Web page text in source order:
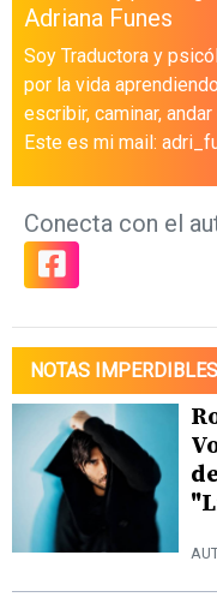
Adriana Funes
Soy Traductora y
por la vida
escribir, caminar,
Este es mi mail:
Conecta con el
NOTAS IMPERDIBLES